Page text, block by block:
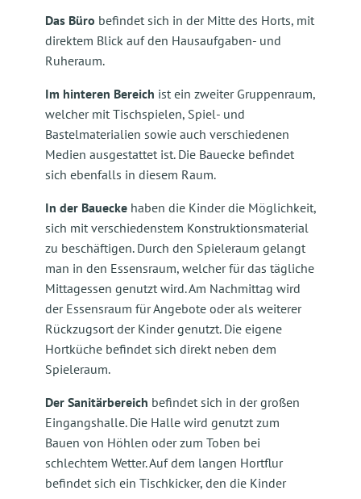
Das Büro befindet sich in der Mitte des Horts, mit
direktem Blick auf den Hausaufgaben- und
Ruheraum.
Im hinteren Bereich ist ein zweiter Gruppenraum,
welcher mit Tischspielen, Spiel- und
Bastelmaterialien sowie auch verschiedenen
Medien ausgestattet ist. Die Bauecke befindet
sich ebenfalls in diesem Raum.
In der Bauecke haben die Kinder die Möglichkeit,
sich mit verschiedenstem Konstruktionsmaterial
zu beschäftigen. Durch den Spieleraum gelangt
man in den Essensraum, welcher für das tägliche
Mittagessen genutzt wird. Am Nachmittag wird
der Essensraum für Angebote oder als weiterer
Rückzugsort der Kinder genutzt. Die eigene
Hortküche befindet sich direkt neben dem
Spieleraum.
Der Sanitärbereich befindet sich in der großen
Eingangshalle. Die Halle wird genutzt zum
Bauen von Höhlen oder zum Toben bei
schlechtem Wetter. Auf dem langen Hortflur
befindet sich ein Tischkicker, den die Kinder